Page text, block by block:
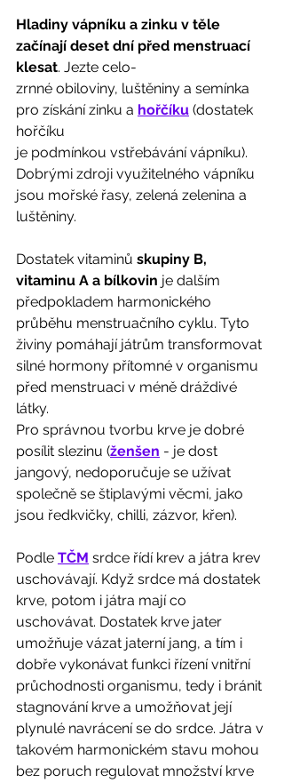
Hladiny vápníku a zinku v těle
začínají deset dní před menstruací
klesat. Jezte celo-
zrnné obiloviny, luštěniny a semínka
pro získání zinku a hořčíku (dostatek
hořčíku
je podmínkou vstřebávání vápníku).
Dobrými zdroji využitelného vápníku
jsou mořské řasy, zelená zelenina a
luštěniny.
Dostatek vitaminů skupiny B,
vitaminu A a bílkovin je dalším
předpokladem harmonického
průběhu menstruačního cyklu. Tyto
živiny pomáhají játrům transformovat
silné hormony přítomné v organismu
před menstruaci v méně dráždivé
látky.
Pro správnou tvorbu krve je dobré
posílit slezinu (ženšen - je dost
jangový, nedoporučuje se užívat
společně se štiplavými věcmi, jako
jsou ředkvičky, chilli, zázvor, křen).
Podle TČM srdce řídí krev a játra krev
uschovávají. Když srdce má dostatek
krve, potom i játra mají co
uschovávat. Dostatek krve jater
umožňuje vázat jaterní jang, a tím i
dobře vykonávat funkci řízení vnitřní
průchodnosti organismu, tedy i bránit
stagnování krve a umožňovat její
plynulé navrácení se do srdce. Játra v
takovém harmonickém stavu mohou
bez poruch regulovat množství krve